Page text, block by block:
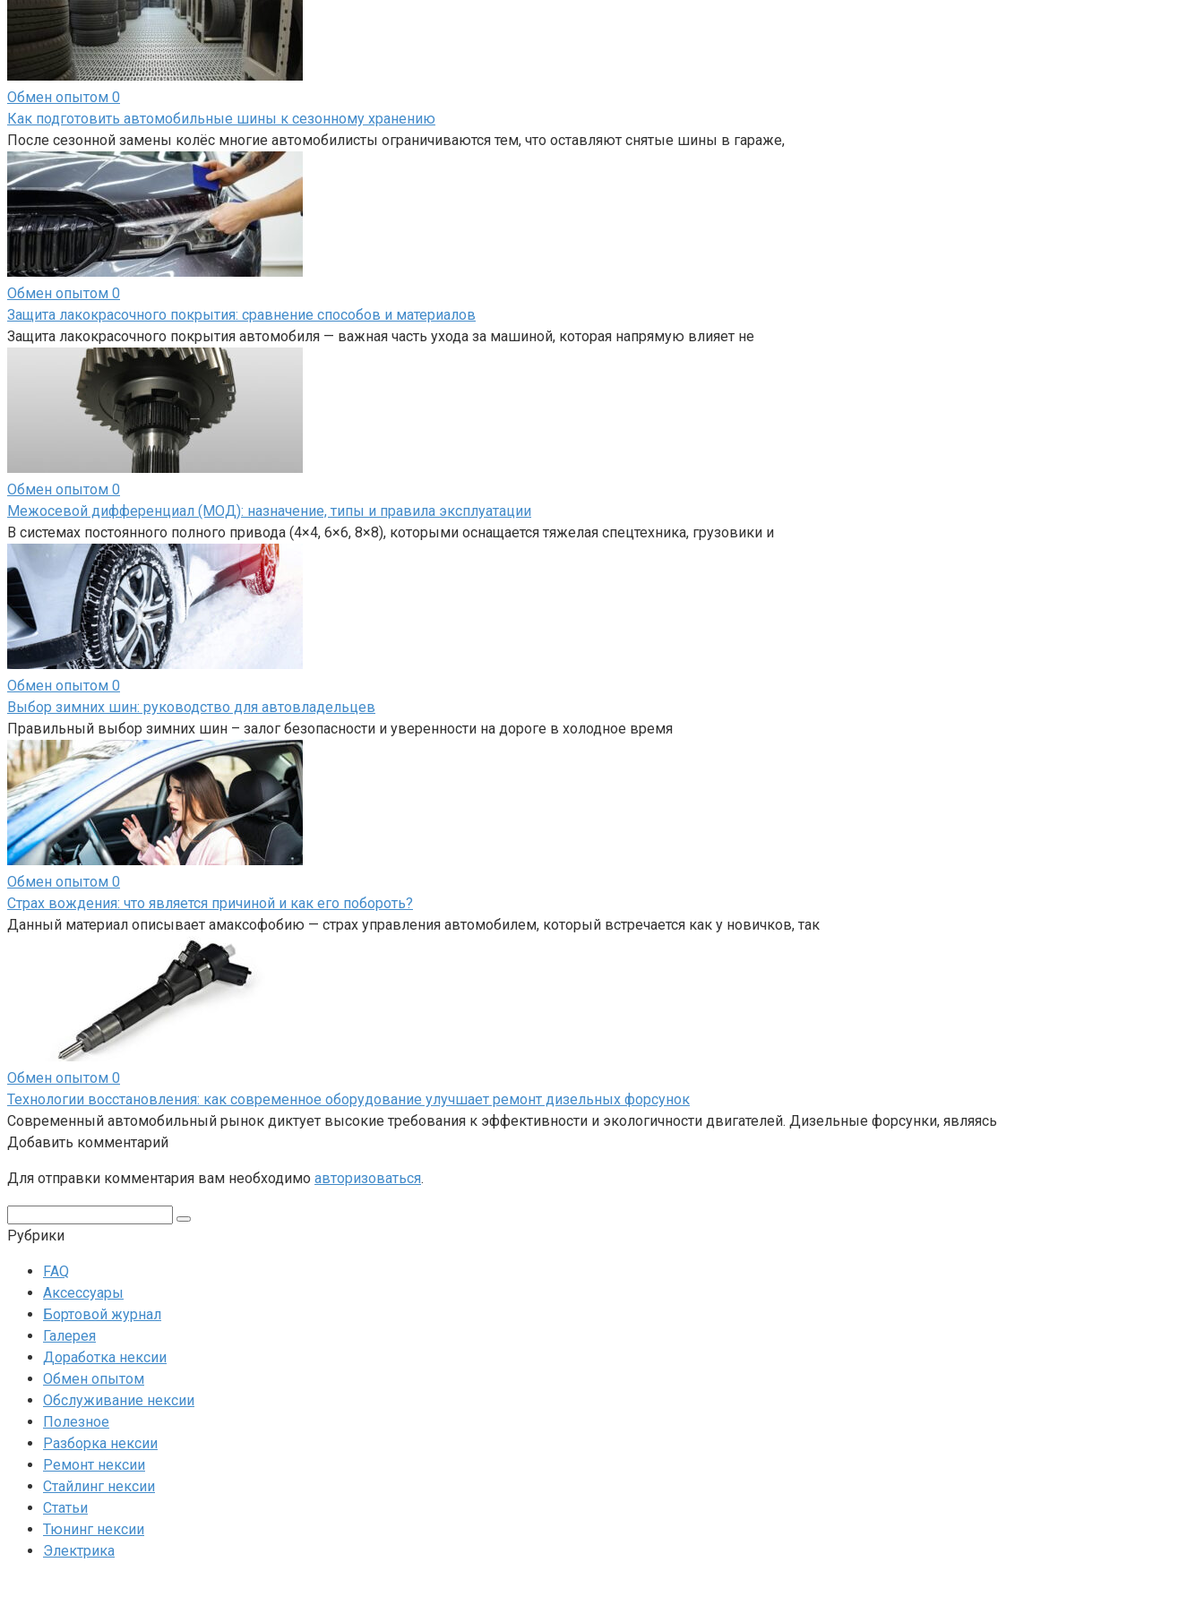
Обмен опытом 0
Как подготовить автомобильные шины к сезонному хранению
После сезонной замены колёс многие автомобилисты ограничиваются тем, что оставляют снятые шины в гараже,
Обмен опытом 0
Защита лакокрасочного покрытия: сравнение способов и материалов
Защита лакокрасочного покрытия автомобиля — важная часть ухода за машиной, которая напрямую влияет не
Обмен опытом 0
Межосевой дифференциал (МОД): назначение, типы и правила эксплуатации
В системах постоянного полного привода (4×4, 6×6, 8×8), которыми оснащается тяжелая спецтехника, грузовики и
Обмен опытом 0
Выбор зимних шин: руководство для автовладельцев
Правильный выбор зимних шин – залог безопасности и уверенности на дороге в холодное время
Обмен опытом 0
Страх вождения: что является причиной и как его побороть?
Данный материал описывает амаксофобию — страх управления автомобилем, который встречается как у новичков, так
Обмен опытом 0
Технологии восстановления: как современное оборудование улучшает ремонт дизельных форсунок
Современный автомобильный рынок диктует высокие требования к эффективности и экологичности двигателей. Дизельные форсунки, являясь
Добавить комментарий
Для отправки комментария вам необходимо авторизоваться.
Рубрики
FAQ
Аксессуары
Бортовой журнал
Галерея
Доработка нексии
Обмен опытом
Обслуживание нексии
Полезное
Разборка нексии
Ремонт нексии
Стайлинг нексии
Статьи
Тюнинг нексии
Электрика